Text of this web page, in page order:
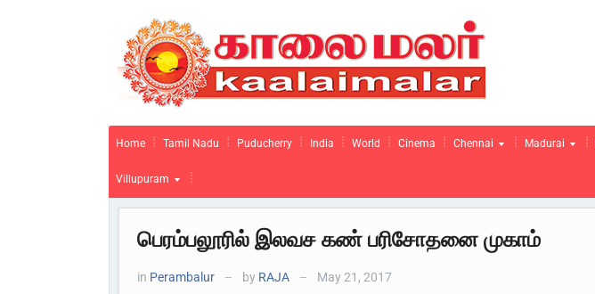
Home Tamil Nadu Puducherry India World Cinema Chennai Madurai
Villupuram
பெரம்பலூரில் இலவச கண் பரிசோதனை முகாம்
in Perambalur — by RAJA — May 21, 2017